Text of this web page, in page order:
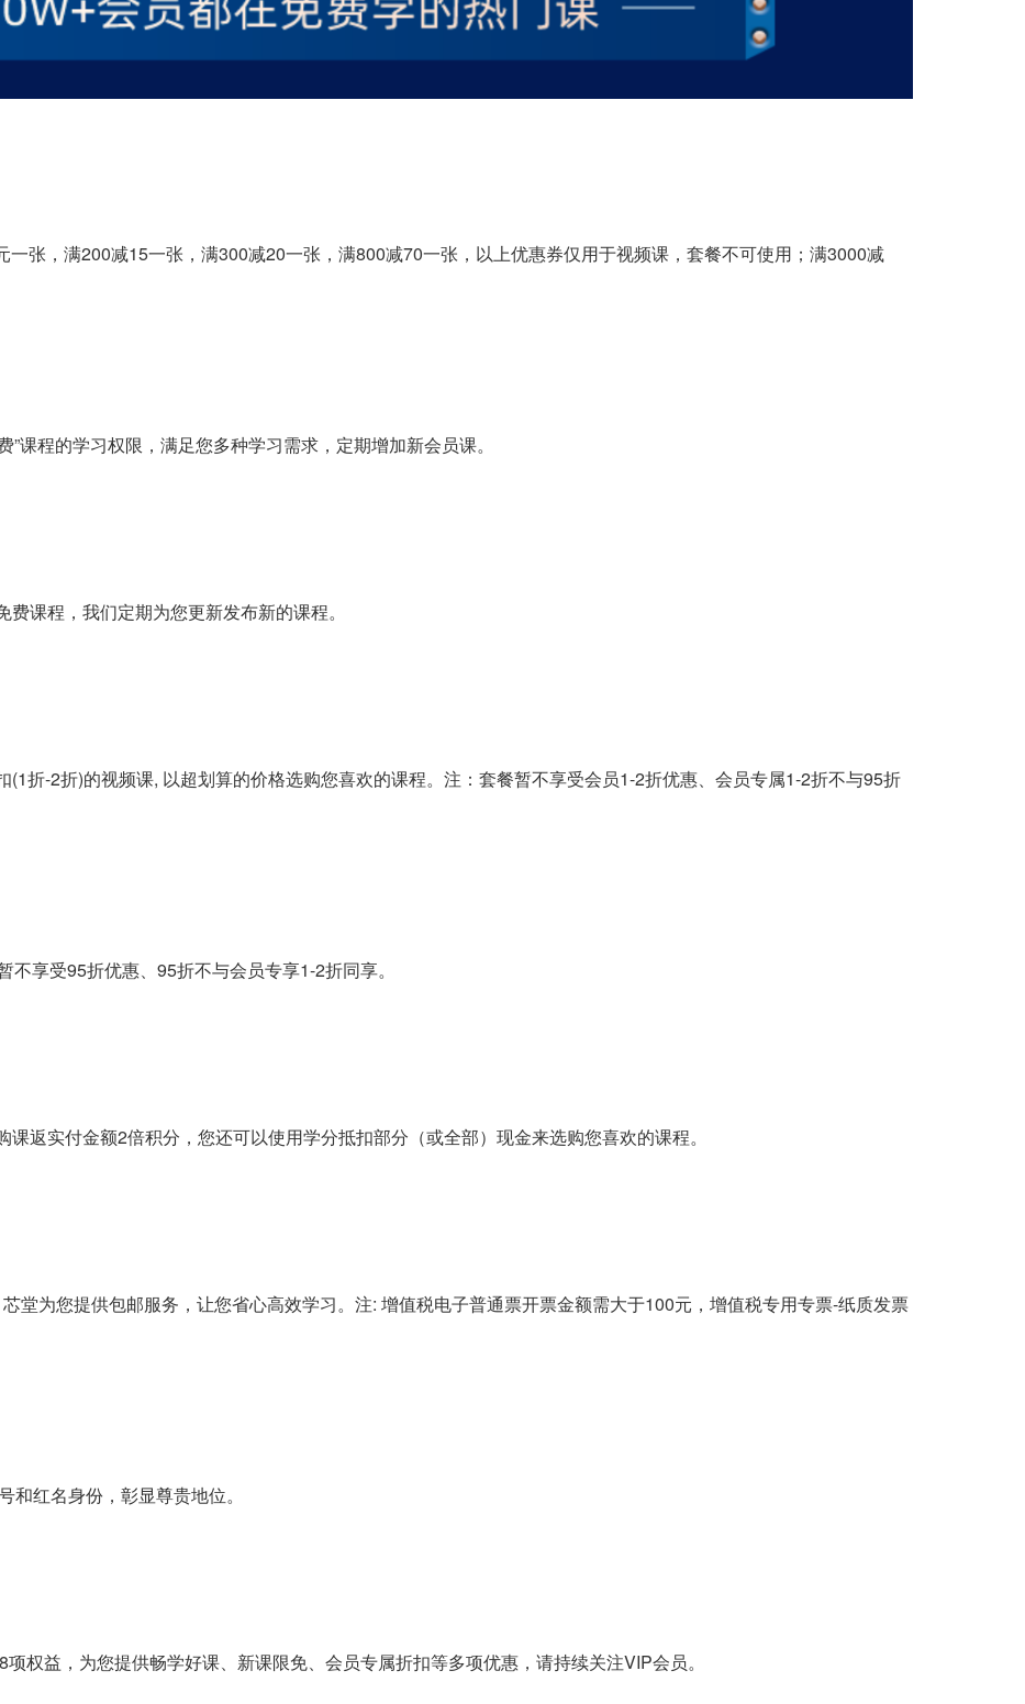
张，满200减15一张，满300减20一张，满800减70一张，以上优惠券仅用于视频课，套餐不可使用；满3000减
课程的学习权限，满足您多种学习需求，定期增加新会员课。
课程，我们定期为您更新发布新的课程。
折-2折)的视频课, 以超划算的价格选购您喜欢的课程。注：套餐暂不享受会员1-2折优惠、会员专属1-2折不与95折
享受95折优惠、95折不与会员专享1-2折同享。
返实付金额2倍积分，您还可以使用学分抵扣部分（或全部）现金来选购您喜欢的课程。
堂为您提供包邮服务，让您省心高效学习。注: 增值税电子普通票开票金额需大于100元，增值税专用专票-纸质发票
红名身份，彰显尊贵地位。
权益，为您提供畅学好课、新课限免、会员专属折扣等多项优惠，请持续关注VIP会员。